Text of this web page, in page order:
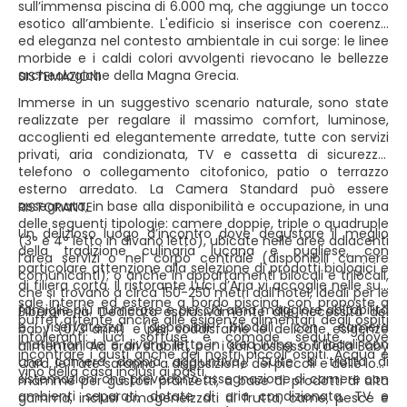
sull’immensa piscina di 6.000 mq, che aggiunge un tocco
esotico all’ambiente. L'edificio si inserisce con coerenza
ed eleganza nel contesto ambientale in cui sorge: le linee
morbide e i caldi colori avvolgenti rievocano le bellezze
archeologiche della Magna Grecia.
SISTEMAZIONI
Immerse in un suggestivo scenario naturale, sono state
realizzate per regalare il massimo comfort, luminose,
accoglienti ed elegantemente arredate, tutte con servizi
privati, aria condizionata, TV e cassetta di sicurezza,
telefono o collegamento citofonico, patio o terrazzo
esterno arredato. La Camera Standard può essere
assegnata, in base alla disponibilità e occupazione, in una
delle seguenti tipologie: camere doppie, triple o quadruple
(3° e 4° letto in divano letto), ubicate nelle aree adiacenti
l’area servizi o nel corpo centrale (disponibili camere
comunicanti); o anche in appartamenti bilocali e trilocali,
che si trovano a circa 150-250 metri dall’hotel, ideali per le
famiglie più numerose e per chi ama maggiore abitabilità
e riservatezza (disponibili bilocali con camera
matrimoniale e divano letto in area living o trilocali con
una camera doppia aggiuntiva). Suite: si tratta di
sistemazioni che prevedono assegnazione di camere con
ambienti separati, dotate di aria condizionata, TV e
RISTORANTE
Un delizioso luogo d’incontro dove degustare il meglio
della tradizione culinaria lucana e pugliese, con
particolare attenzione alla selezione di prodotti biologici e
di filiera corta. Il ristorante Luci d’Aria vi accoglie nelle sue
sale interne ed esterne a bordo piscina, con proposte a
buffet attente anche alle esigenze alimentari degli ospiti
intolleranti: luci soffuse e comode sedute, dove
incontrare i gusti anche dei nostri piccoli ospiti. Acqua e
vino della casa inclusi ai pasti.
Biberoneria. Dedicata esclusivamente alle necessità dei
baby (0/3 anni) e per soddisfarne le delicate esigenze
alimentari. Ad orari stabiliti, per i soli possessori della Baby
Card, le Tate saranno a disposizione dei piccoli e delle loro
mamme per gustosi pranzetti, a base di prodotti di alta
gamma, inclusi omogeneizzati di frutta, carne, pesce e